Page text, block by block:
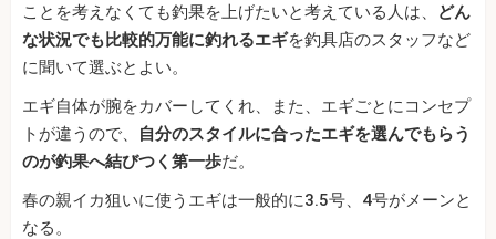
ことを考えなくても釣果を上げたいと考えている人は、
どん
な状況でも比較的万能に釣れるエギを釣具店のスタッフなど
に聞いて選ぶとよい。
エギ自体が腕をカバーしてくれ、また、エギごとにコンセプ
トが違うので、
自分のスタイルに合ったエギを選んでもらう
のが釣果へ結びつく第一歩だ。
春の親イカ狙いに使うエギは一般的に3.5号、4号がメーンと
なる。